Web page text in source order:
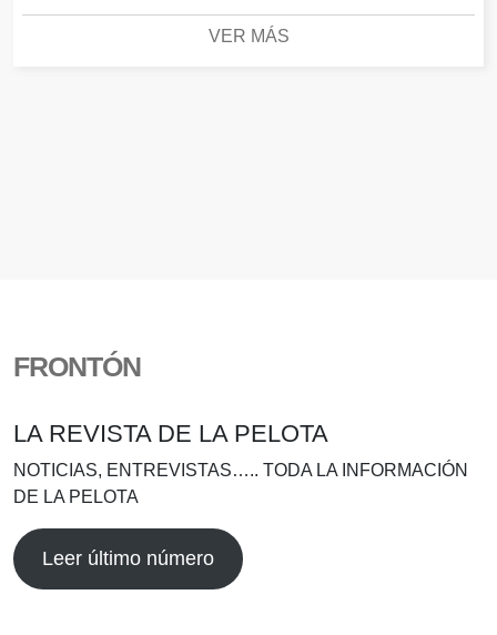
VER MÁS
FRONTÓN
LA REVISTA DE LA PELOTA
NOTICIAS, ENTREVISTAS….. TODA LA INFORMACIÓN
DE LA PELOTA
Leer último número